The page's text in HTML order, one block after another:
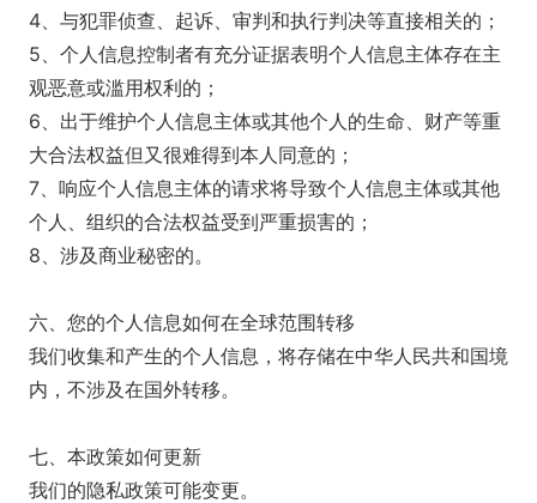
4、与犯罪侦查、起诉、审判和执行判决等直接相关的；
5、个人信息控制者有充分证据表明个人信息主体存在主
观恶意或滥用权利的；
6、出于维护个人信息主体或其他个人的生命、财产等重
大合法权益但又很难得到本人同意的；
7、响应个人信息主体的请求将导致个人信息主体或其他
个人、组织的合法权益受到严重损害的；
8、涉及商业秘密的。
六、您的个人信息如何在全球范围转移
我们收集和产生的个人信息，将存储在中华人民共和国境
内，不涉及在国外转移。
七、本政策如何更新
我们的隐私政策可能变更。